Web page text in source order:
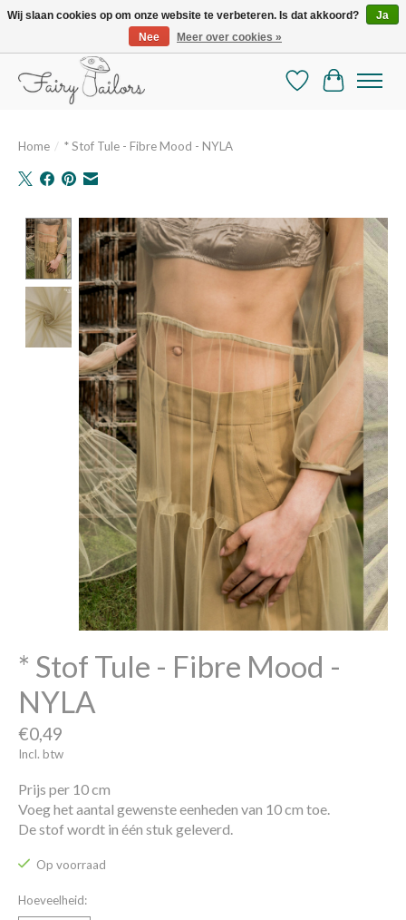
De mooiste online selectie stoffen en mercerie
Verlanglijst
Home / * Stof Tule - Fibre Mood - NYLA
Product image slideshow Items
* Stof Tule - Fibre Mood -
NYLA
€0,49
Incl. btw
Prijs per 10 cm
Voeg het aantal gewenste eenheden van 10 cm toe.
De stof wordt in één stuk geleverd.
Op voorraad
Hoeveelheid:
Wij slaan cookies op om onze website te verbeteren. Is dat akkoord?
Ja
Nee
Meer over cookies »